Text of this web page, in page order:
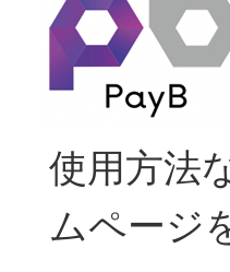
使用方法
ムページ